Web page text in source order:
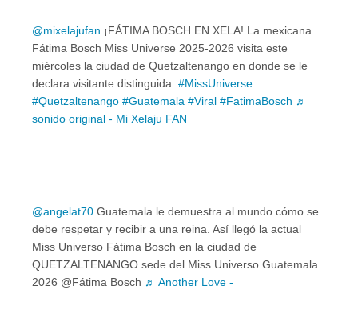
@mixelajufan ¡FÁTIMA BOSCH EN XELA! La mexicana
Fátima Bosch Miss Universe 2025-2026 visita este
miércoles la ciudad de Quetzaltenango en donde se le
declara visitante distinguida. #MissUniverse
#Quetzaltenango #Guatemala #Viral #FatimaBosch ♬
sonido original - Mi Xelaju FAN
@angelat70 Guatemala le demuestra al mundo cómo se
debe respetar y recibir a una reina. Así llegó la actual
Miss Universo Fátima Bosch en la ciudad de
QUETZALTENANGO sede del Miss Universo Guatemala
2026 @Fátima Bosch ♬ Another Love -